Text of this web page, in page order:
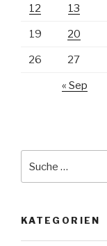
12 13
19 20
26 27
« Sep
KATEGORIEN